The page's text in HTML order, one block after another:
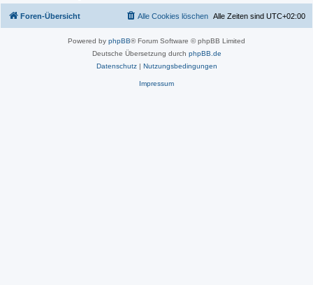
Foren-Übersicht Alle Zeiten sind UTC+02:00
Alle Cookies löschen
Powered by phpBB® Forum Software © phpBB Limited
Deutsche Übersetzung durch phpBB.de
Datenschutz| Nutzungsbedingungen
Impressum